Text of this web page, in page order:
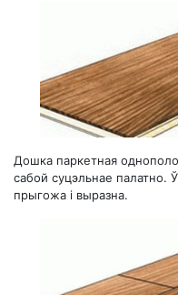
Дошка паркетная
сабой суцэльнае палатно.
прыгожа і выразна.